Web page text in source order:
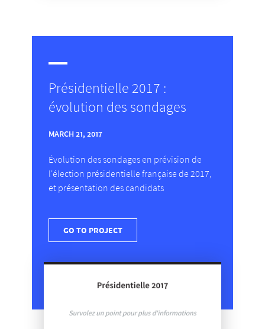
Présidentielle 2017 :
évolution des sondages
MARCH 21, 2017
Évolution des sondages en prévision de
l'élection présidentielle française de 2017,
et présentation des candidats
GO TO PROJECT